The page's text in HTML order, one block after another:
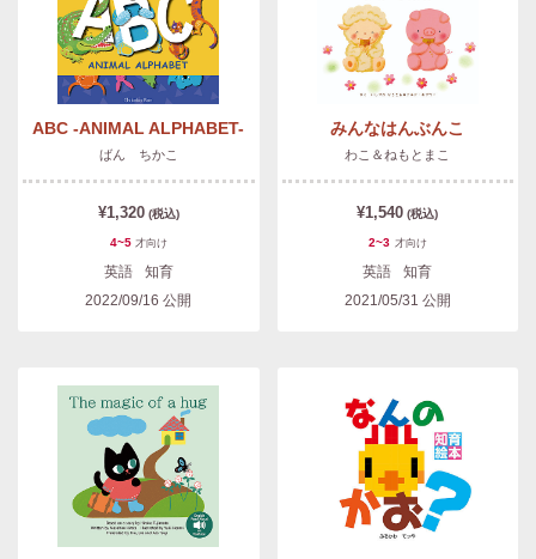
ABC -ANIMAL ALPHABET-
ばん ちかこ
¥1,320 (税込)
4~5 才向け
英語
知育
2022/09/16 公開
みんなはんぶんこ
わこ＆ねもとまこ
¥1,540 (税込)
2~3 才向け
英語
知育
2021/05/31 公開